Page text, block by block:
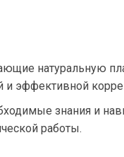
натуральную
эффективной
знания и
работы.